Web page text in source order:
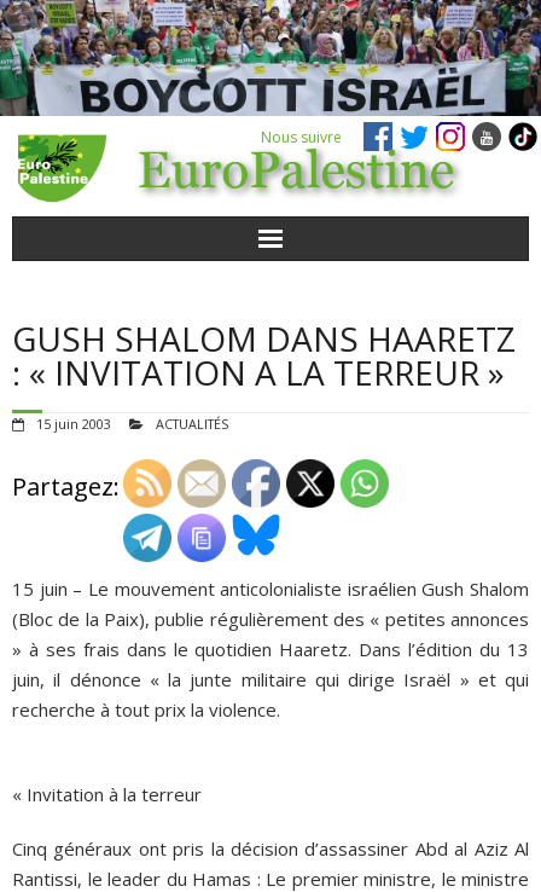
Nous suivre
POUR AGIR
QUI SOMMES-NOUS ?
ADHÉSIONS, DONS, CONTACT
GUSH SHALOM DANS HAARETZ
: « INVITATION A LA TERREUR »
15 juin 2003 ACTUALITÉS
Partagez:
15 juin – Le mouvement anticolonialiste israélien Gush Shalom
(Bloc de la Paix), publie régulièrement des « petites annonces
» à ses frais dans le quotidien Haaretz. Dans l’édition du 13
juin, il dénonce « la junte militaire qui dirige Israël » et qui
recherche à tout prix la violence.
« Invitation à la terreur
Cinq généraux ont pris la décision d’assassiner Abd al Aziz Al
Rantissi, le leader du Hamas : Le premier ministre, le ministre